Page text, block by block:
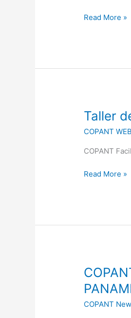
de
Read More »
Taller
COPANT WEB
COPANT
Taller
COPANT
–
de
Read More »
COPANT
COPANT
UNE
LIDERAN